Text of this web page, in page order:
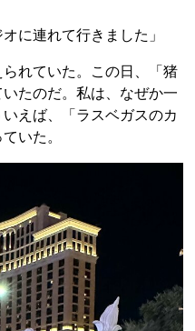
に連れて行きました」
れていた。この日、「猪
たのだ。私は、なぜか一
えば、「ラスベガスのカ
いた。